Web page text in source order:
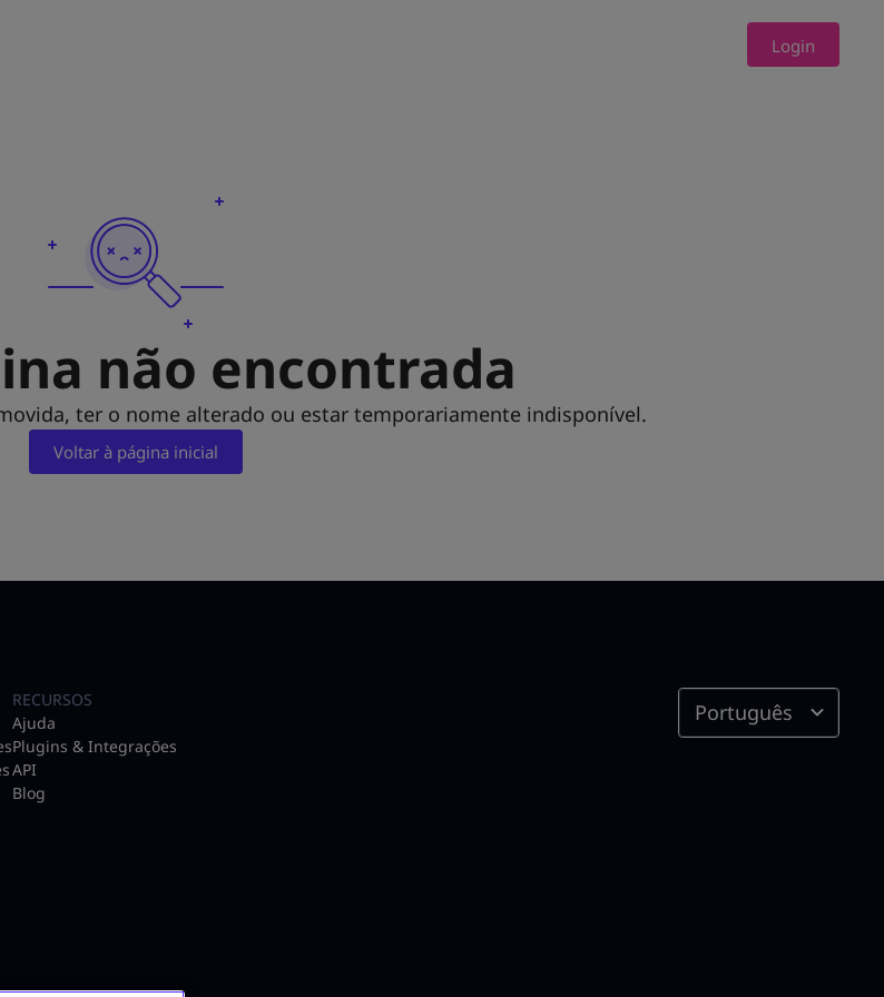
Login
não encontrada
ter o nome alterado ou estar temporariamente indisponível.
Voltar à página inicial
RECURSOS
Ajuda
Plugins & Integrações
API
Blog
Português